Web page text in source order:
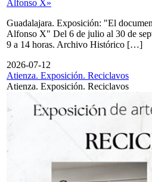
Alfonso X»
Guadalajara. Exposición: "El
Alfonso X" Del 6 de julio al 30 de
9 a 14 horas. Archivo Histórico […]
2026-07-12
Atienza. Exposición. Reciclavos
Atienza. Exposición. Reciclavos